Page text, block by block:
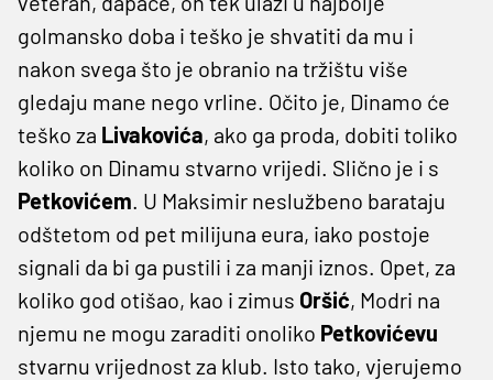
golmansko doba i teško je shvatiti da mu i
nakon svega što je obranio na tržištu više
gledaju mane nego vrline. Očito je, Dinamo će
teško za Livakovića, ako ga proda, dobiti toliko
koliko on Dinamu stvarno vrijedi. Slično je i s
Petkovićem. U Maksimir neslužbeno barataju
odštetom od pet milijuna eura, iako postoje
signali da bi ga pustili i za manji iznos. Opet, za
koliko god otišao, kao i zimus Oršić, Modri na
njemu ne mogu zaraditi onoliko Petkovićevu
stvarnu vrijednost za klub. Isto tako, vjerujemo